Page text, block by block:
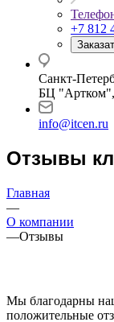
+7 812
Санкт-
БЦ
info@itcen.ru
Отзывы
Главная
—
О компании
—Отзывы
Мы благодарны
положительные